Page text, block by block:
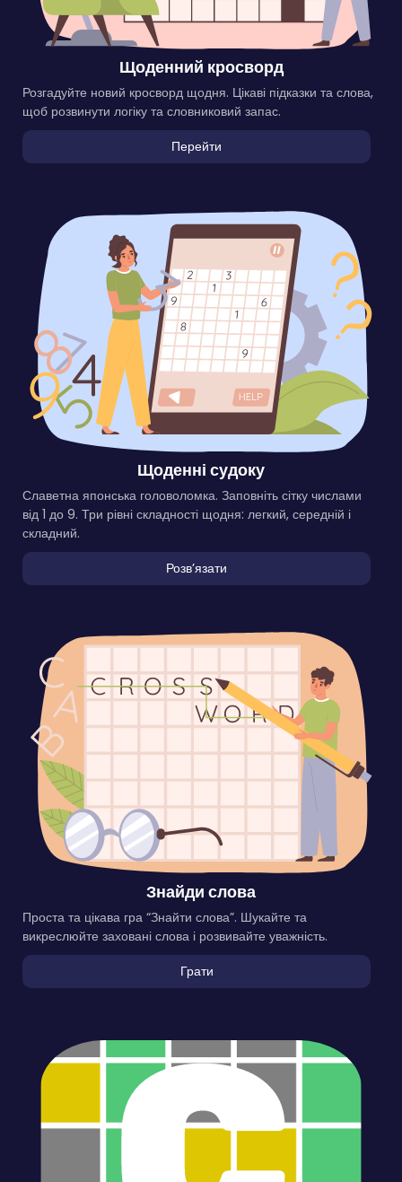
Щоденний кросворд
Розгадуйте новий кросворд щодня. Цікаві підказки та слова,
щоб розвинути логіку та словниковий запас.
Перейти
Щоденні судоку
Славетна японська головоломка. Заповніть сітку числами
від 1 до 9. Три рівні складності щодня: легкий, середній і
складний.
Розвʼязати
Знайди слова
Проста та цікава гра “Знайти слова”. Шукайте та
викреслюйте заховані слова і розвивайте уважність.
Грати